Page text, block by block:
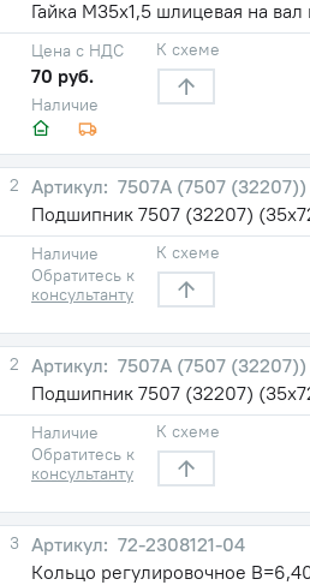
Гайка М35х1,5 шлицевая на вал
Наличие
Цена с НДС
70 руб.
К схеме
2
7507А (7507 (32207))
Подшипник 7507 (32207)
Наличие
Обратитесь к
консультанту
К схеме
2
7507А (7507 (32207))
Подшипник 7507 (32207)
Наличие
Обратитесь к
консультанту
К схеме
3
72-2308121-04
Кольцо регулировочное